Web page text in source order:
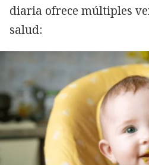
diaria ofrece múltiples
salud: